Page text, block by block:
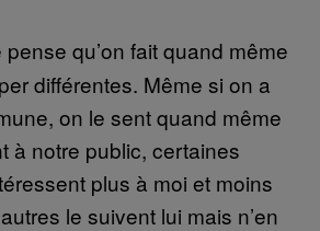
pense qu’on fait quand même
différentes. Même si on a
on le sent quand même
à notre public, certaines
plus à moi et moins
le suivent lui mais n’en